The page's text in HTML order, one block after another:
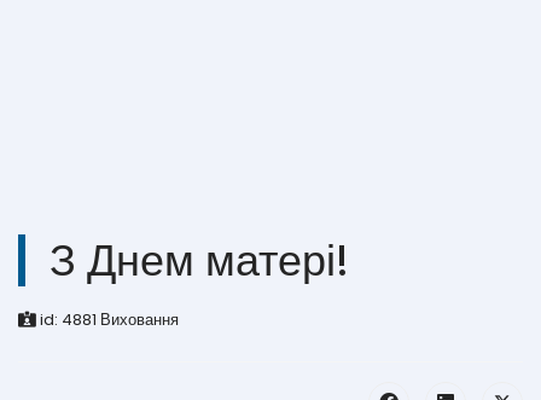
З Днем матері!
id: 4881 Виховання